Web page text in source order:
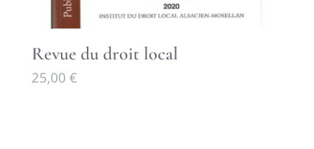
Revue du droit local
25,00 €